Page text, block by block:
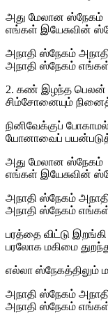
அது மேலான ஸ்நேகம்
எங்கள் இயேசுவின்
அநாதி ஸ்நேகம்
அநாதி ஸ்நேகம்
2. கண் இழந்த பெலன்
சிம்சோனையும்
நினிவேக்குப்
யோனாவைப்
அது மேலான ஸ்நேகம்
எங்கள் இயேசுவின்
அநாதி ஸ்நேகம்
அநாதி ஸ்நேகம்
பரத்தை விட்டு
பரலோக மகிமை
எல்லா ஸ்நேகத்திலும்
அநாதி ஸ்நேகம்
அநாதி ஸ்நேகம்